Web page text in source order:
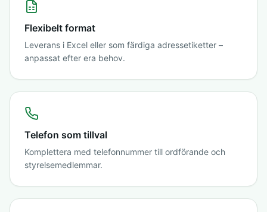
Flexibelt format
Leverans i Excel eller som färdiga adressetiketter –
anpassat efter era behov.
Telefon som tillval
Komplettera med telefonnummer till ordförande och
styrelsemedlemmar.